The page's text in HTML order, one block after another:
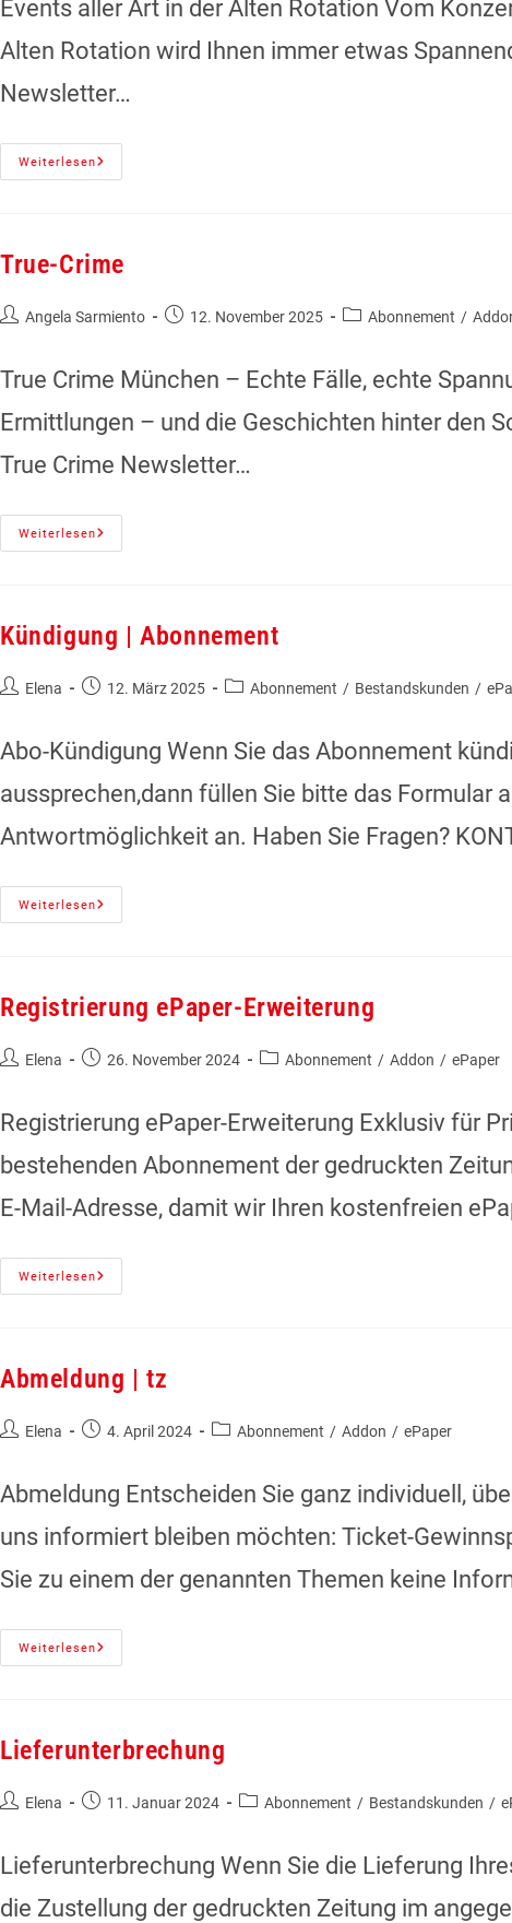
Events aller Art in der Alten Rotation Vom
Alten Rotation wird Ihnen immer etwas
Newsletter…
Weiterlesen
True-Crime
Angela Sarmiento 12. November 2025 Abonnement /
True Crime München – Echte Fälle, echte
Ermittlungen – und die Geschichten hinter den
True Crime Newsletter…
Weiterlesen
Kündigung | Abonnement
Elena 12. März 2025 Abonnement / Bestandskunden /
Abo-Kündigung Wenn Sie das Abonnement
aussprechen,dann füllen Sie bitte das Formular
Antwortmöglichkeit an. Haben Sie Fragen?
Weiterlesen
Registrierung ePaper-Erweiterung
Elena 26. November 2024 Abonnement / Addon / ePaper
Registrierung ePaper-Erweiterung Exklusiv für
bestehenden Abonnement der gedruckten
E-Mail-Adresse, damit wir Ihren kostenfreien
Weiterlesen
Abmeldung | tz
Elena 4. April 2024 Abonnement / Addon / ePaper
Abmeldung Entscheiden Sie ganz individuell,
uns informiert bleiben möchten: Ticket-
Sie zu einem der genannten Themen keine
Weiterlesen
Lieferunterbrechung
Elena 11. Januar 2024 Abonnement / Bestandskunden /
Lieferunterbrechung Wenn Sie die Lieferung
die Zustellung der gedruckten Zeitung im